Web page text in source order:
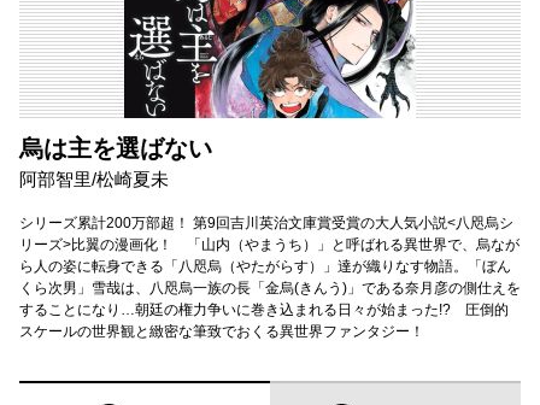
烏は主を選ばない
阿部智里/松崎夏未
シリーズ累計200万部超！ 第9回吉川英治文庫賞受賞の大人気小説<八咫烏シ
リーズ>比翼の漫画化！ 「山内（やまうち）」と呼ばれる異世界で、烏なが
ら人の姿に転身できる「八咫烏（やたがらす）」達が織りなす物語。「ぼん
くら次男」雪哉は、八咫烏一族の長「金烏(きんう)」である奈月彦の側仕えを
することになり…朝廷の権力争いに巻き込まれる日々が始まった!? 圧倒的
スケールの世界観と緻密な筆致でおくる異世界ファンタジー！